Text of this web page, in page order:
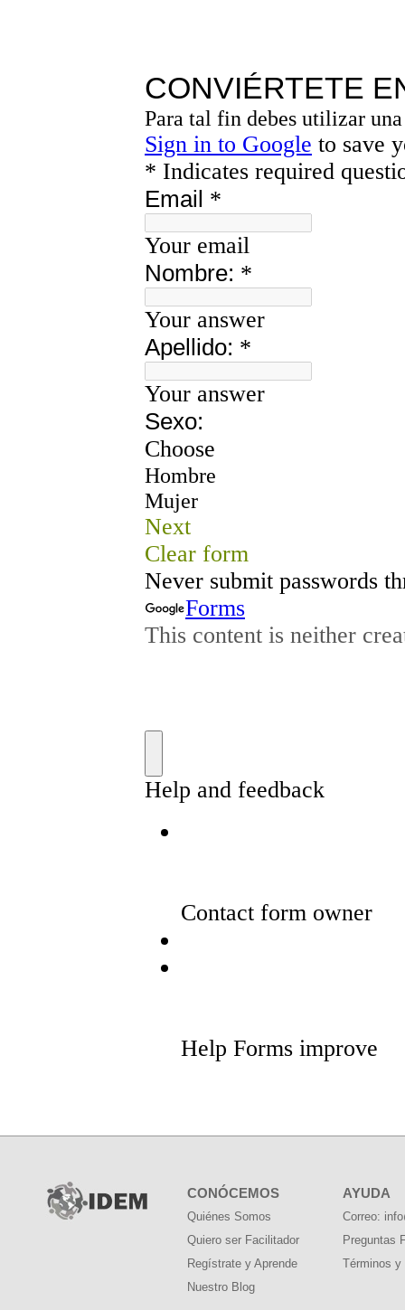
CONÓCEMOS
Quiénes Somos
Quiero ser Facilitador
Regístrate y Aprende
Nuestro Blog
AYUDA
Correo:
Preguntas
Términos y